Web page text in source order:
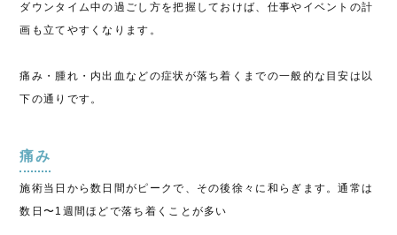
ダウンタイム中の過ごし方を把握しておけば、仕事やイベントの計
画も立てやすくなります。
痛み・腫れ・内出血などの症状が落ち着くまでの一般的な目安は以
下の通りです。
痛み
施術当日から数日間がピークで、その後徐々に和らぎます。通常は
数日〜1週間ほどで落ち着くことが多い